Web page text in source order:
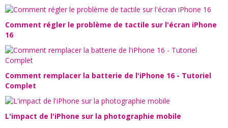
Comment régler le problème de tactile sur l'écran iPhone
16
Comment remplacer la batterie de l'iPhone 16 - Tutoriel
Complet
L'impact de l'iPhone sur la photographie mobile